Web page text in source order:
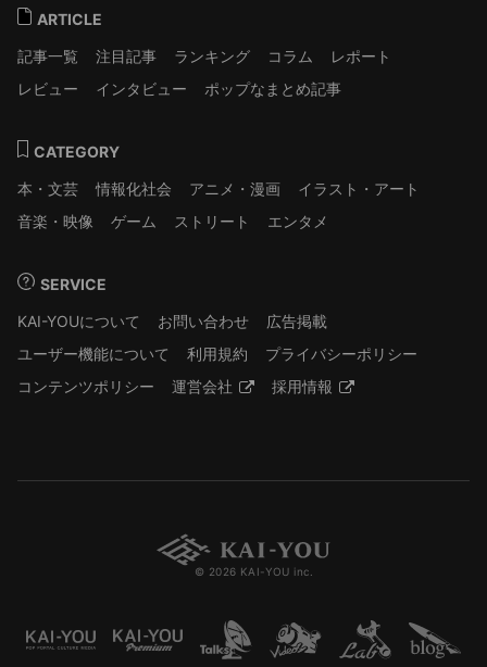
ARTICLE
記事一覧
注目記事 ランキング コラム
レポート
レビュー
インタビュー ポップなまとめ記事
CATEGORY
本・文芸
情報化社会 アニメ・漫画
イラスト・アート
音楽・映像
ゲーム ストリート エンタメ
SERVICE
KAI-YOUについて
お問い合わせ
広告掲載
ユーザー機能について
利用規約
プライバシーポリシー
コンテンツポリシー
運営会社 採用情報
© 2026 KAI-YOU inc.